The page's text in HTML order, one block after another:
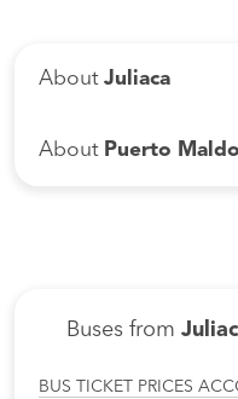
About Juliaca
About Puerto
Buses from
BUS TICKET PRICES